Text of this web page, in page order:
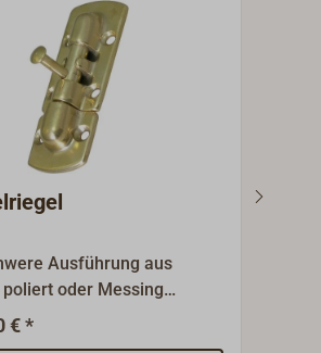
Ausführung aus
oder Messing
komplett
€ *